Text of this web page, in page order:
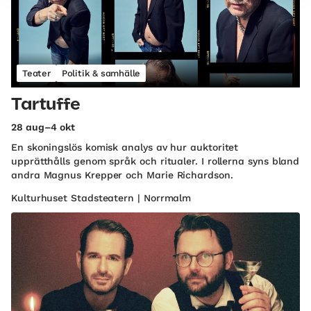
Teater Politik & samhälle
Tartuffe
28 aug–4 okt
En skoningslös komisk analys av hur auktoritet
upprätthålls genom språk och ritualer. I rollerna syns bland
andra Magnus Krepper och Marie Richardson.
Kulturhuset Stadsteatern | Norrmalm